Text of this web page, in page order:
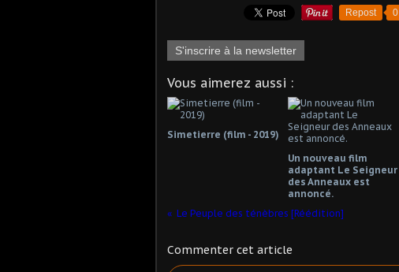
Repost 0
S'inscrire à la newsletter
Vous aimerez aussi :
Simetierre (film - 2019)
Un nouveau film
adaptant Le Seigneur
des Anneaux est
annoncé.
Le Peuple des ténèbres [Réédition]
Commenter cet article